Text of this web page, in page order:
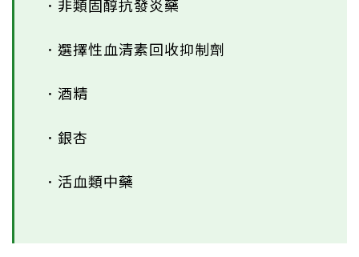
．非類固醇抗發炎藥
．選擇性血清素回收抑制劑
．酒精
．銀杏
．活血類中藥